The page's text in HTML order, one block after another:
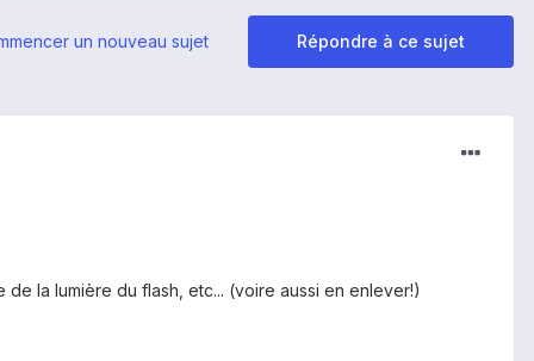
Répondre à ce sujet
un nouveau sujet
la lumière du flash, etc... (voire aussi en enlever!)